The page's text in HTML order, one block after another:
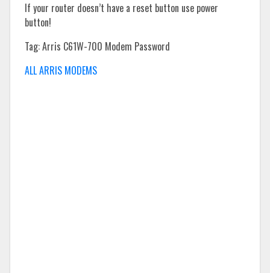
If your router doesn’t have a reset button use power
button!
Tag: Arris C61W-700 Modem Password
ALL ARRIS MODEMS